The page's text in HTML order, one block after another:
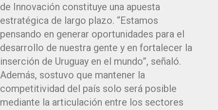
de Innovación constituye una apuesta
estratégica de largo plazo. “Estamos
pensando en generar oportunidades para el
desarrollo de nuestra gente y en fortalecer la
inserción de Uruguay en el mundo”, señaló.
Además, sostuvo que mantener la
competitividad del país solo será posible
mediante la articulación entre los sectores